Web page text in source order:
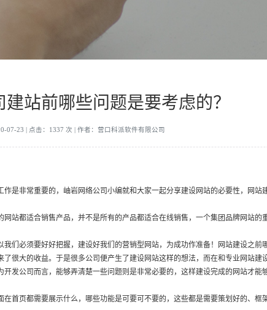
站前哪些问题是要考虑的？
07-23 | 点击：1337 次 | 作者：营口科派软件有限公司
是非常重要的，岫岩网络公司小编就和大家一起分享建设网站的必要性，网站
站都适合销售产品，并不是所有的产品都适合在线销售，一个集团品牌网站的
们必须要好好把握，建设好我们的营销型网站，为成功作准备！网站建设之
很大的收益。于是很多公司便产生了建设网站这样的想法，而在和专业网站建
发公司而言，能够弄清楚一些问题则是非常必要的，这样建设完成的网站才能
首页都需要展示什么，哪些功能是可要可不要的，这些都是需要策划好的、框